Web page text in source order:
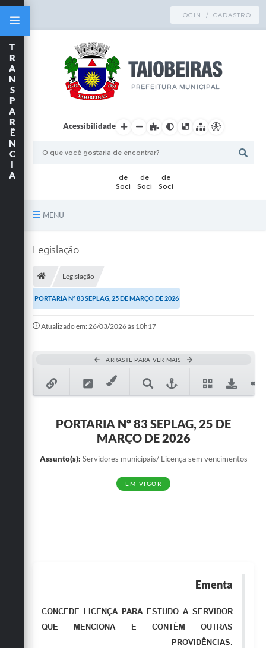
LOGIN / CADASTRO
Acessibilidade
MENU
Publicações
A Prefeitura
Ouvidoria
Legislação
Galeria de Fotos
T
R
A
N
S
P
A
R
Ê
N
C
I
A
Legislação
Legislação
PORTARIA Nº 83 SEPLAG, 25 DE MARÇO DE 2026
Atualizado em: 26/03/2026 às 10h17
ARRASTE PARA VER MAIS
PORTARIA Nº 83 SEPLAG, 25 DE
MARÇO DE 2026
Assunto(s): Servidores municipais/ Licença sem vencimentos
EM VIGOR
Ementa
CONCEDE LICENÇA PARA ESTUDO A SERVIDOR
QUE MENCIONA E CONTÉM OUTRAS
PROVIDÊNCIAS.